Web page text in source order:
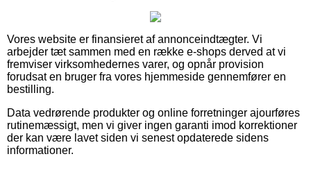
Vores website er finansieret af annonceindtægter. Vi
arbejder tæt sammen med en række e-shops derved at vi
fremviser virksomhedernes varer, og opnår provision
forudsat en bruger fra vores hjemmeside gennemfører en
bestilling.
Data vedrørende produkter og online forretninger ajourføres
rutinemæssigt, men vi giver ingen garanti imod korrektioner
der kan være lavet siden vi senest opdaterede sidens
informationer.